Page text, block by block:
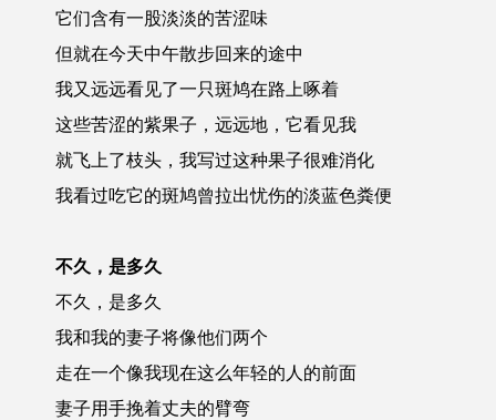
它们含有一股淡淡的苦涩味
但就在今天中午散步回来的途中
我又远远看见了一只斑鸠在路上啄着
这些苦涩的紫果子，远远地，它看见我
就飞上了枝头，我写过这种果子很难消化
我看过吃它的斑鸠曾拉出忧伤的淡蓝色粪便
不久，是多久
不久，是多久
我和我的妻子将像他们两个
走在一个像我现在这么年轻的人的前面
妻子用手挽着丈夫的臂弯